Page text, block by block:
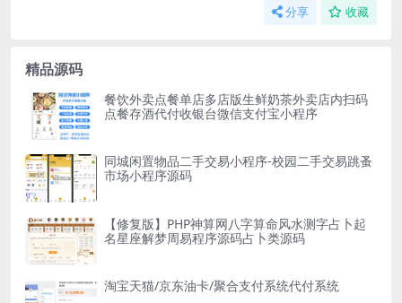
分享 收藏
精品源码
餐饮外卖点餐单店多店版生鲜奶茶外卖店内扫码
点餐存酒代付收银台微信支付宝小程序
同城闲置物品二手交易小程序-校园二手交易跳蚤
市场小程序源码
【修复版】PHP神算网八字算命风水测字占卜起
名星座解梦周易程序源码占卜类源码
淘宝天猫/京东油卡/聚合支付系统代付系统